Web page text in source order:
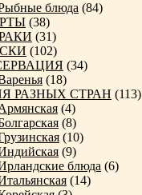
блюда (84)
(38)
(31)
(102)
(34)
(18)
РАЗНЫХ СТРАН (113)
(4)
(8)
(10)
(9)
блюда (6)
(14)